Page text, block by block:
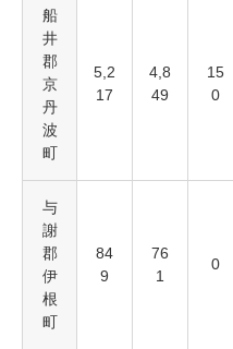
船
井
郡
京
丹
波
町
5,2
17
4,8
49
15
0
与
謝
郡
伊
根
町
84
9
76
1
0